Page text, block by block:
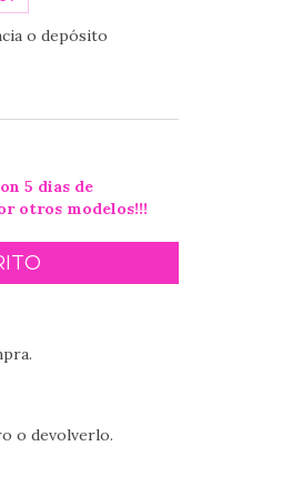
o depósito
5 dias de
otros modelos!!!
o devolverlo.